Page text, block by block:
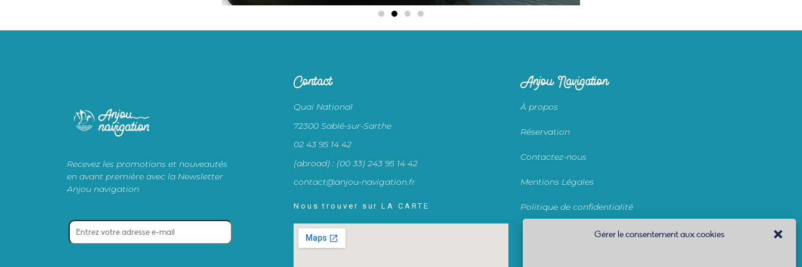
Gérer le consentement aux cookies
Recevez les promotions et nouveautés
en avant première avec la Newsletter
Anjou navigation
Contact
Quai National
72300 Sablé-sur-Sarthe
02 43 95 14 42
(abroad) : (00 33) 243 95 14 42
contact@anjou-navigation.fr
Nous trouver sur LA CARTE
Anjou Navigation
À propos
Réservation
Contactez-nous
Mentions Légales
Politique de confidentialité
Conditions générales de location